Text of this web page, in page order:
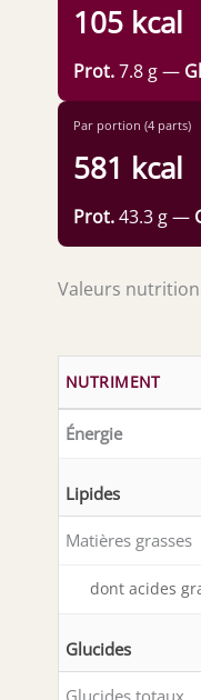
105 kcal
Prot.7.8 g —
Par portion (4 parts)
581 kcal
Prot.43.3 g —
Valeurs
NUTRIMENT
Énergie
Lipides
Matières grasses
dont acides
Glucides
Glucides totaux